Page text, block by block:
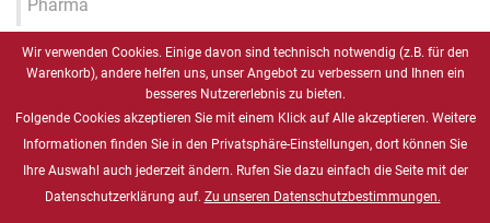
Pharma
Industrie 4.0 / IIOT / Smart
Gesundheitswesen
Marine
Wir verwenden Cookies. Einige davon sind technisch notwendig (z.B. für den
Warenkorb), andere helfen uns, unser Angebot zu verbessern und Ihnen ein
besseres Nutzererlebnis zu bieten.
Folgende Cookies akzeptieren Sie mit einem Klick auf Alle akzeptieren. Weitere
Informationen finden Sie in den Privatsphäre-Einstellungen, dort können Sie
Ihre Auswahl auch jederzeit ändern. Rufen Sie dazu einfach die Seite mit der
Datenschutzerklärung auf. Zu unseren Datenschutzbestimmungen.